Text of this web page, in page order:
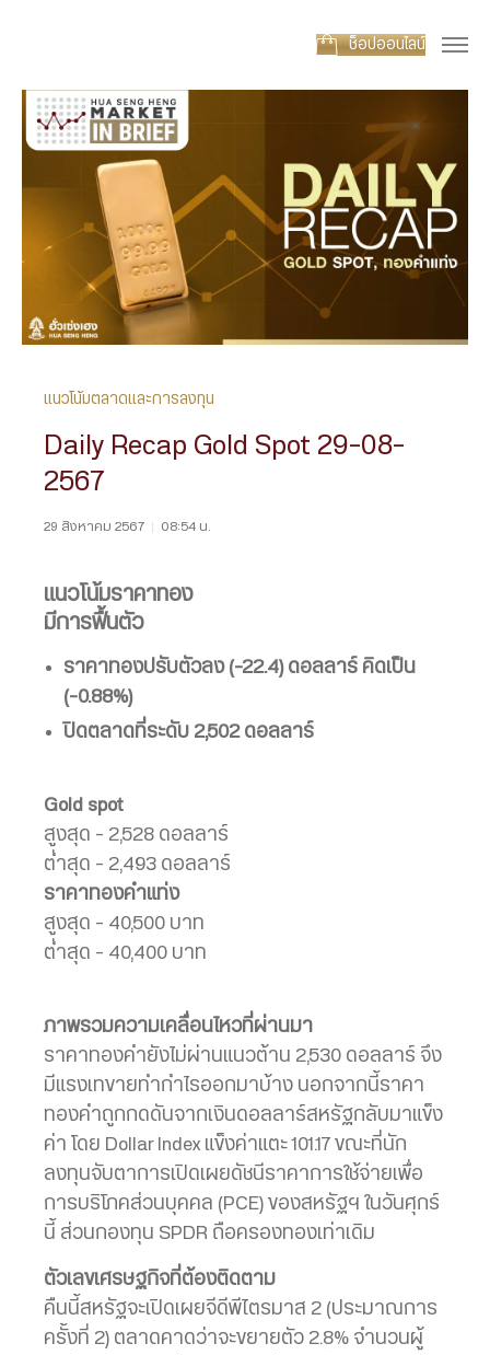
ช็อปออนไลน์
แนวโน้มตลาดและการลงทุน
Daily Recap Gold Spot 29-08-
2567
29 สิงหาคม 2567 | 08:54 น.
แนวโน้มราคาทอง
มีการฟื้นตัว
ราคาทองปรับตัวลง (-22.4) ดอลลาร์ คิดเป็น
(-0.88%)
ปิดตลาดที่ระดับ 2,502 ดอลลาร์
Gold spot
สูงสุด – 2,528 ดอลลาร์
ต่ำสุด – 2,493 ดอลลาร์
ราคาทองคำแท่ง
สูงสุด – 40,500 บาท
ต่ำสุด – 40,400 บาท
ภาพรวมความเคลื่อนไหวที่ผ่านมา
ราคาทองคำยังไม่ผ่านแนวต้าน 2,530 ดอลลาร์ จึง
มีแรงเทขายทำกำไรออกมาบ้าง นอกจากนี้ราคา
ทองคำถูกกดดันจากเงินดอลลาร์สหรัฐกลับมาแข็ง
ค่า โดย Dollar Index แข็งค่าแตะ 101.17 ขณะที่นัก
ลงทุนจับตาการเปิดเผยดัชนีราคาการใช้จ่ายเพื่อ
การบริโภคส่วนบุคคล (PCE) ของสหรัฐฯ ในวันศุกร์
นี้ ส่วนกองทุน SPDR ถือครองทองเท่าเดิม
ตัวเลขเศรษฐกิจที่ต้องติดตาม
คืนนี้สหรัฐจะเปิดเผยจีดีพีไตรมาส 2 (ประมาณการ
ครั้งที่ 2) ตลาดคาดว่าจะขยายตัว 2.8% จำนวนผู้